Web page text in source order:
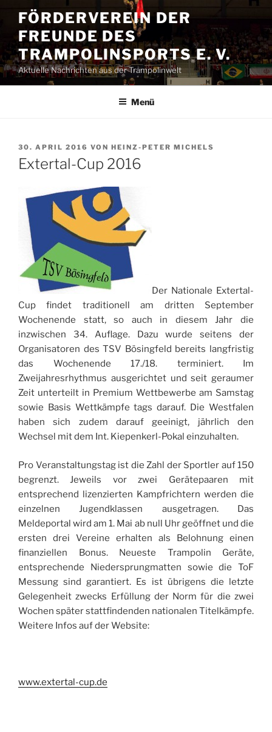
Inhalt
springen
FÖRDERVEREIN DER
FREUNDE DES
TRAMPOLINSPORTS E. V.
Aktuelle Nachrichten aus der Trampolinwelt
Menü
VERÖFFENTLICHT
AM
30. APRIL 2016 VON HEINZ-PETER MICHELS
Extertal-Cup 2016
Der Nationale Extertal-
Cup findet traditionell am dritten September
Wochenende statt, so auch in diesem Jahr die
inzwischen 34. Auflage. Dazu wurde seitens der
Organisatoren des TSV Bösingfeld bereits langfristig
das Wochenende 17./18. terminiert. Im
Zweijahresrhythmus ausgerichtet und seit geraumer
Zeit unterteilt in Premium Wettbewerbe am Samstag
sowie Basis Wettkämpfe tags darauf. Die Westfalen
haben sich zudem darauf geeinigt, jährlich den
Wechsel mit dem Int. Kiepenkerl-Pokal einzuhalten.
Pro Veranstaltungstag ist die Zahl der Sportler auf 150
begrenzt. Jeweils vor zwei Gerätepaaren mit
entsprechend lizenzierten Kampfrichtern werden die
einzelnen Jugendklassen ausgetragen. Das
Meldeportal wird am 1. Mai ab null Uhr geöffnet und die
ersten drei Vereine erhalten als Belohnung einen
finanziellen Bonus. Neueste Trampolin Geräte,
entsprechende Niedersprungmatten sowie die ToF
Messung sind garantiert. Es ist übrigens die letzte
Gelegenheit zwecks Erfüllung der Norm für die zwei
Wochen später stattfindenden nationalen Titelkämpfe.
Weitere Infos auf der Website:
www.extertal-cup.de